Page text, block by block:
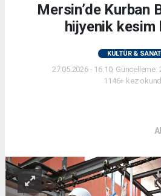
Mersin’de Kurban
hijyenik kesim
KÜLTÜR & SANAT
27.05.2026 - 16:10, Güncelleme:
1146+ kez